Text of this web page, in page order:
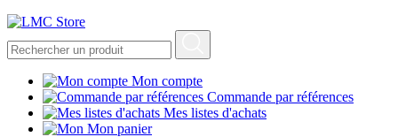
Mon compte
Commande par références
Mes listes d'achats
Mon panier